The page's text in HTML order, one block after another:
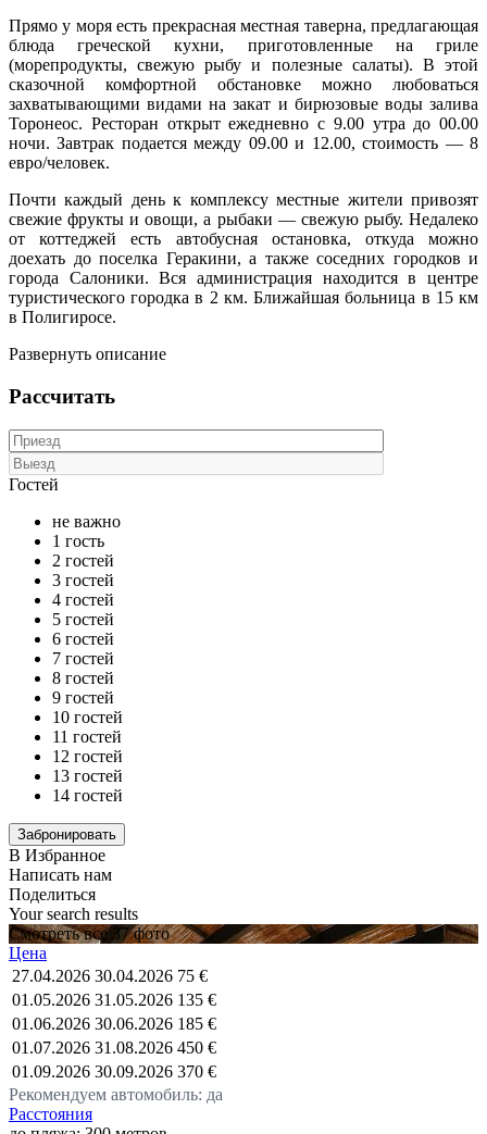
Прямо у моря есть прекрасная местная таверна, предлагающая
блюда греческой кухни, приготовленные на гриле
(морепродукты, свежую рыбу и полезные салаты). В этой
сказочной комфортной обстановке можно любоваться
захватывающими видами на закат и бирюзовые воды залива
Торонеос. Ресторан открыт ежедневно с 9.00 утра до 00.00
ночи. Завтрак подается между 09.00 и 12.00, стоимость — 8
евро/человек.
Почти каждый день к комплексу местные жители привозят
свежие фрукты и овощи, а рыбаки — свежую рыбу. Недалеко
от коттеджей есть автобусная остановка, откуда можно
доехать до поселка Геракини, а также соседних городков и
города Салоники. Вся администрация находится в центре
туристического городка в 2 км. Ближайшая больница в 15 км
в Полигиросе.
Развернуть описание
Рассчитать
Гостей
не важно
1 гость
2 гостей
3 гостей
4 гостей
5 гостей
6 гостей
7 гостей
8 гостей
9 гостей
10 гостей
11 гостей
12 гостей
13 гостей
14 гостей
В Избранное
Написать нам
Поделиться
Your search results
Смотреть все 37 фото
Цена
27.04.2026 30.04.2026 75 €
01.05.2026 31.05.2026 135 €
01.06.2026 30.06.2026 185 €
01.07.2026 31.08.2026 450 €
01.09.2026 30.09.2026 370 €
Рекомендуем автомобиль: да
Расстояния